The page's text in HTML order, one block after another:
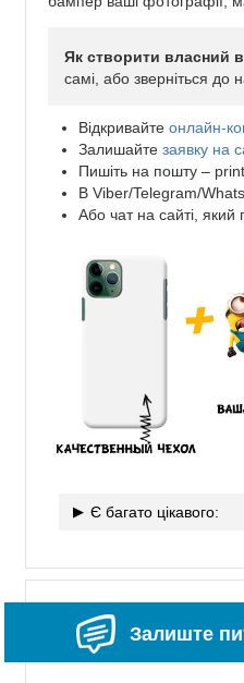
Як створити власний
самі, або зверніться до
Відкривайте онлайн-
Залишайте заявку на
Пишіть на пошту –
В Viber/Telegram/
Або чат на сайті, який
Є багато цікавого:
Залиште